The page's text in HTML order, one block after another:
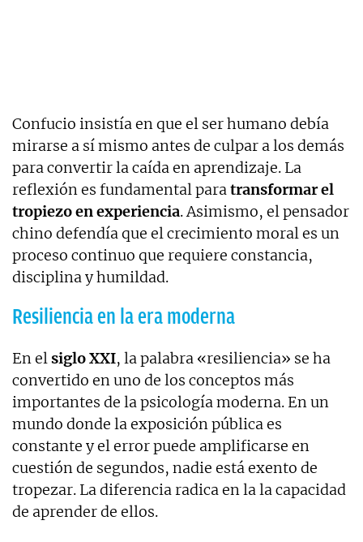
Confucio insistía en que el ser humano debía
mirarse a sí mismo antes de culpar a los demás
para convertir la caída en aprendizaje. La
reflexión es fundamental paratransformar el
tropiezo en experiencia. Asimismo, el pensador
chino defendía que el crecimiento moral es un
proceso continuo que requiere constancia,
disciplina y humildad.
Resiliencia en la era moderna
En elsiglo XXI, la palabra «resiliencia» se ha
convertido en uno de los conceptos más
importantes de la psicología moderna. En un
mundo donde la exposición pública es
constante y el error puede amplificarse en
cuestión de segundos, nadie está exento de
tropezar. La diferencia radica en la la capacidad
de aprender de ellos.